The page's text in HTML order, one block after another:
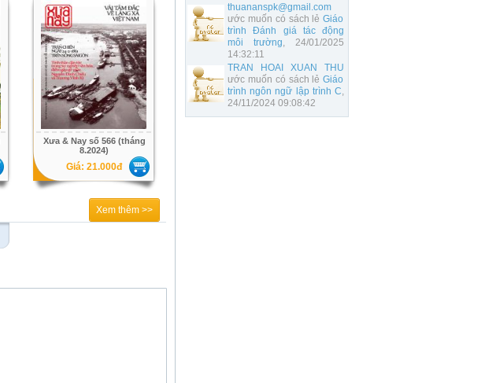
thuananspk@gmail.com
ước muốn có sách lẻGiáo
trình Đánh giá tác động
môi trường, 24/01/2025
14:32:11
TRAN HOAI XUAN THU
ước muốn có sách lẻGiáo
trình ngôn ngữ lập trình C,
24/11/2024 09:08:42
Xưa & Nay số 566 (tháng
8.2024)
Giá: 21.000đ
Xem thêm >>